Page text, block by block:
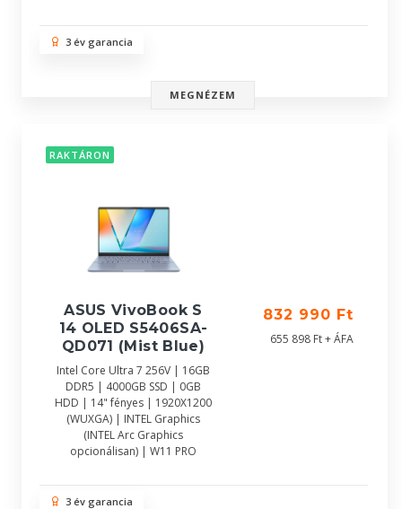
3 év garancia
MEGNÉZEM
RAKTÁRON
ASUS VivoBook S
14 OLED S5406SA-
QD071 (Mist Blue)
Intel Core Ultra 7 256V | 16GB
DDR5 | 4000GB SSD | 0GB
HDD | 14" fényes | 1920X1200
(WUXGA) | INTEL Graphics
(INTEL Arc Graphics
opcionálisan) | W11 PRO
832 990 Ft
655 898 Ft + ÁFA
3 év garancia